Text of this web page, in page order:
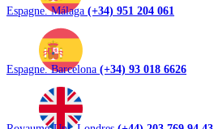
Espagne. Málaga (+34) 951 204 061
Espagne. Barcelona (+34) 93 018 6626